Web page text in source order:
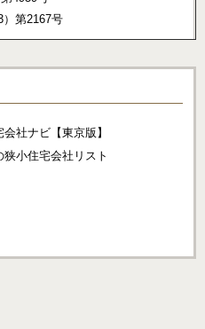
第2167号
社ナビ【東京版】
小住宅会社リスト